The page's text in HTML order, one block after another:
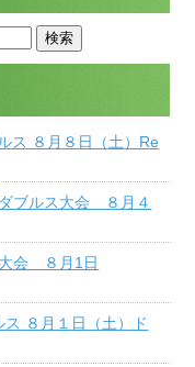
ス ８月８日（土）Re
ブルス大会 ８月４
会 ８月1日
８月１日（土）ド